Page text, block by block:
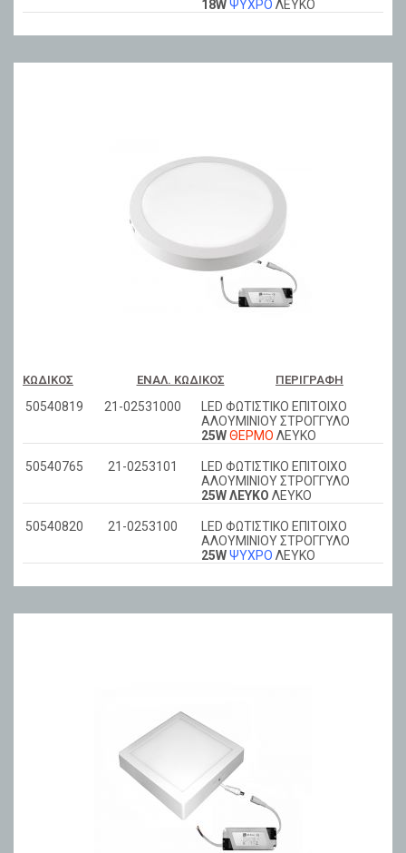
18WΨΥΧΡΟ ΛΕΥΚΟ
ΚΩΔΙΚΌΣ ΕΝΑΛ. ΚΩΔΙΚΌΣ ΠΕΡΙΓΡΑΦΉ
50540819 21-02531000
LED ΦΩΤΙΣΤΙΚΟ ΕΠΙΤΟΙΧΟ
ΑΛΟΥΜΙΝΙΟΥ ΣΤΡΟΓΓΥΛΟ
25WΘΕΡΜΟ ΛΕΥΚΟ
50540765 21-0253101
LED ΦΩΤΙΣΤΙΚΟ ΕΠΙΤΟΙΧΟ
ΑΛΟΥΜΙΝΙΟΥ ΣΤΡΟΓΓΥΛΟ
25W ΛΕΥΚΟ ΛΕΥΚΟ
50540820 21-0253100
LED ΦΩΤΙΣΤΙΚΟ ΕΠΙΤΟΙΧΟ
ΑΛΟΥΜΙΝΙΟΥ ΣΤΡΟΓΓΥΛΟ
25WΨΥΧΡΟ ΛΕΥΚΟ